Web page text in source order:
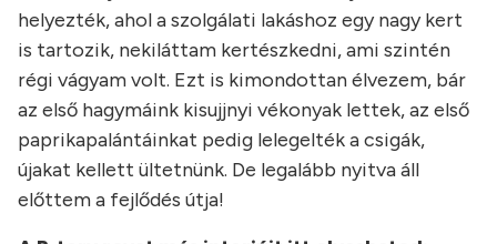
helyezték, ahol a szolgálati lakáshoz egy nagy kert
is tartozik, nekiláttam kertészkedni, ami szintén
régi vágyam volt. Ezt is kimondottan élvezem, bár
az első hagymáink kisujjnyi vékonyak lettek, az első
paprikapalántáinkat pedig lelegelték a csigák,
újakat kellett ültetnünk. De legalább nyitva áll
előttem a fejlődés útja!